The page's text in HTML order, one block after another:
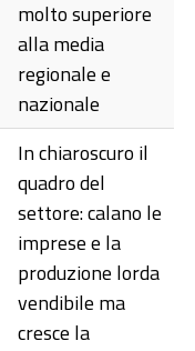
molto superiore
alla media
regionale e
nazionale
In chiaroscuro il
quadro del
settore: calano le
imprese e la
produzione lorda
vendibile ma
cresce la